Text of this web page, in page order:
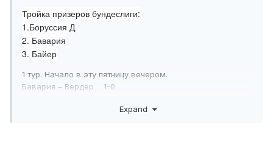
Тройка призеров бундеслиги:
1.Боруссия Д
2. Бавария
3. Байер
1 тур. Начало в эту пятницу вечером.
Бавария – Вердер 1-0
Аугсбург – Вольфсбург 0-1
Expand